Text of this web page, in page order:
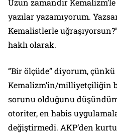
Uzun zamandır
yazılar yazamıyorum.
Kemalistlerle
haklı olarak.
“Bir ölçüde” diyorum, çünkü
Kemalizm’in/milliyetçiliğin
sorunu olduğunu
otoriter, en habis
değiştirmedi. AKP’den